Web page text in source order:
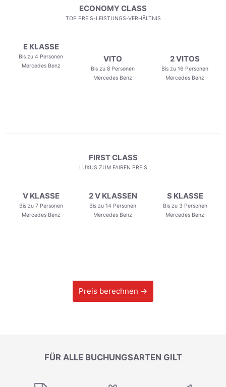
ECONOMY CLASS
TOP PREIS-LEISTUNGS-VERHÄLTNIS
E KLASSE
Bis zu 4 Personen
Mercedes Benz
VITO
Bis zu 8 Personen
Mercedes Benz
2 VITOS
Bis zu 16 Personen
Mercedes Benz
FIRST CLASS
LUXUS ZUM FAIREN PREIS
V KLASSE
Bis zu 7 Personen
Mercedes Benz
2 V KLASSEN
Bis zu 14 Personen
Mercedes Benz
S KLASSE
Bis zu 3 Personen
Mercedes Benz
Preis berechnen →
FÜR ALLE BUCHUNGSARTEN GILT